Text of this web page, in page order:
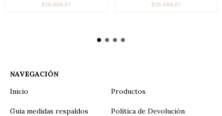
$16.666,67
$16.666,67
NAVEGACIÓN
Inicio
Productos
Guia medidas respaldos Política de Devolución